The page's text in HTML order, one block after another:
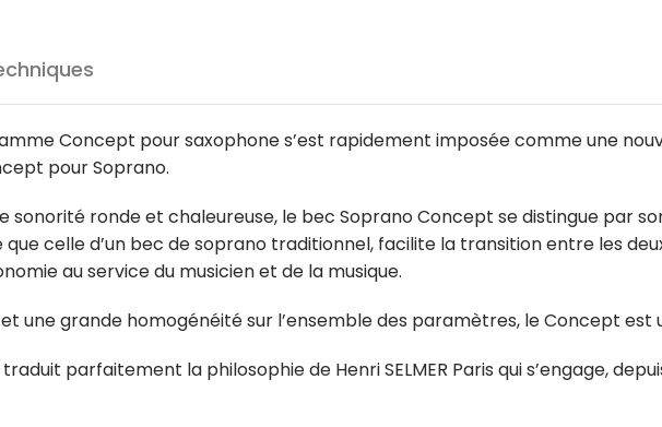
Concept pour saxophone s’est rapidement imposée comme une
pour Soprano.
sonorité ronde et chaleureuse, le bec Soprano Concept se distingue par
que celle d’un bec de soprano traditionnel, facilite la transition entre les
au service du musicien et de la musique.
une grande homogénéité sur l’ensemble des paramètres, le Concept
parfaitement la philosophie de Henri SELMER Paris qui s’engage,